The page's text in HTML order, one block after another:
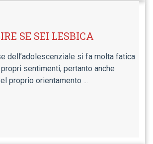
SE SEI LESBICA
dell’adolescenziale si fa molta fatica
sentimenti, pertanto anche
proprio orientamento ...